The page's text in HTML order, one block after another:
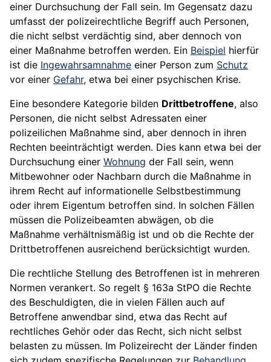
einer Durchsuchung der Fall sein. Im Gegensatz dazu
umfasst der polizeirechtliche Begriff auch Personen,
die nicht selbst verdächtig sind, aber dennoch von
einer Maßnahme betroffen werden. Ein Beispiel hierfür
ist die Ingewahrsamnahme einer Person zum Schutz
vor einer Gefahr, etwa bei einer psychischen Krise.
Eine besondere Kategorie bilden Drittbetroffene, also
Personen, die nicht selbst Adressaten einer
polizeilichen Maßnahme sind, aber dennoch in ihren
Rechten beeinträchtigt werden. Dies kann etwa bei der
Durchsuchung einer Wohnung der Fall sein, wenn
Mitbewohner oder Nachbarn durch die Maßnahme in
ihrem Recht auf informationelle Selbstbestimmung
oder ihrem Eigentum betroffen sind. In solchen Fällen
müssen die Polizeibeamten abwägen, ob die
Maßnahme verhältnismäßig ist und ob die Rechte der
Drittbetroffenen ausreichend berücksichtigt wurden.
Die rechtliche Stellung des Betroffenen ist in mehreren
Normen verankert. So regelt § 163a StPO die Rechte
des Beschuldigten, die in vielen Fällen auch auf
Betroffene anwendbar sind, etwa das Recht auf
rechtliches Gehör oder das Recht, sich nicht selbst
belasten zu müssen. Im Polizeirecht der Länder finden